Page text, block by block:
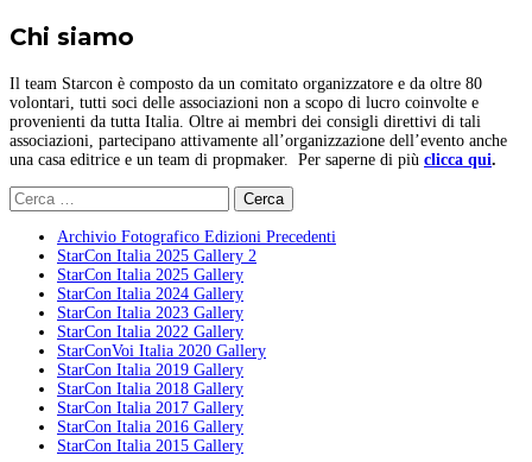
Chi siamo
Il team Starcon è composto da un comitato organizzatore e da oltre 80
volontari, tutti soci delle associazioni non a scopo di lucro coinvolte e
provenienti da tutta Italia. Oltre ai membri dei consigli direttivi di tali
associazioni, partecipano attivamente all’organizzazione dell’evento anche
una casa editrice e un team di propmaker. Per saperne di più clicca qui.
Ricerca
per:
Archivio Fotografico Edizioni Precedenti
StarCon Italia 2025 Gallery 2
StarCon Italia 2025 Gallery
StarCon Italia 2024 Gallery
StarCon Italia 2023 Gallery
StarCon Italia 2022 Gallery
StarConVoi Italia 2020 Gallery
StarCon Italia 2019 Gallery
StarCon Italia 2018 Gallery
StarCon Italia 2017 Gallery
StarCon Italia 2016 Gallery
StarCon Italia 2015 Gallery